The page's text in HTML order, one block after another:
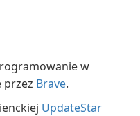
w
Brave.
UpdateStar